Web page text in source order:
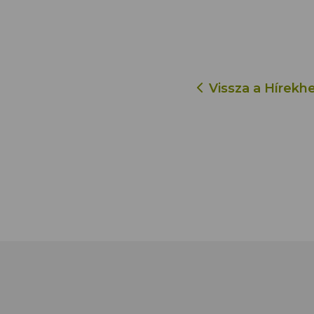
Vissza a